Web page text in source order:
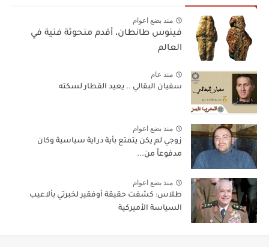
منذ بضع اعوام
فينوس طانطان، أقدم منحوثة فنية في
العالم
منذ عام
سفيان البقالي .. يعيد القطار لسكته
منذ بضع اعوام
زوجي لم يكن يتمتع بأية دراية سياسية وكان
مدفوعاً من...
منذ بضع اعوام
طلاس: كشفت حقيقة أوفقير لخبرتي بألاعيب
السياسة الأميركية